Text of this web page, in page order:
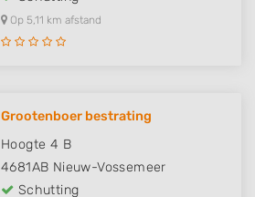
Op 5,11 km afstand
Grootenboer bestrating
Hoogte 4 B
4681AB Nieuw-Vossemeer
Schutting